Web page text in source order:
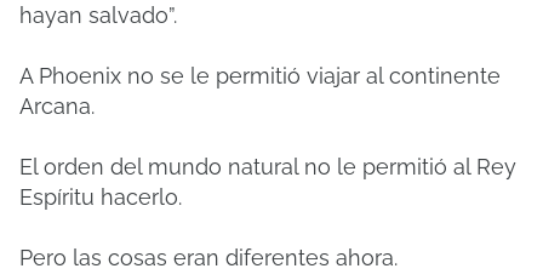
hayan salvado”.
A Phoenix no se le permitió viajar al continente
Arcana.
El orden del mundo natural no le permitió al Rey
Espíritu hacerlo.
Pero las cosas eran diferentes ahora.